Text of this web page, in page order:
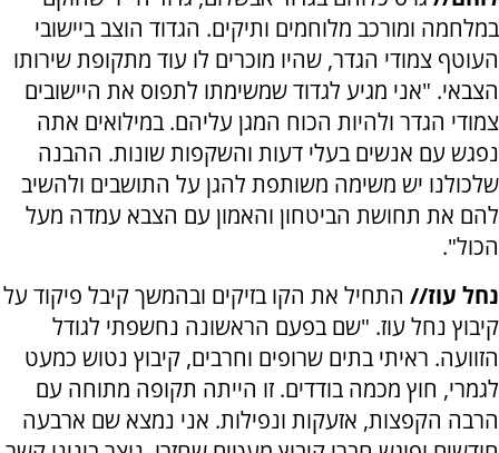
במלחמה ומורכב מלוחמים ותיקים. הגדוד הוצב ביישובי
העוטף צמודי הגדר, שהיו מוכרים לו עוד מתקופת שירותו
הצבאי. "אני מגיע לגדוד שמשימתו לתפוס את היישובים
צמודי הגדר ולהיות הכוח המגן עליהם. במילואים אתה
נפגש עם אנשים בעלי דעות והשקפות שונות. ההבנה
שלכולנו יש משימה משותפת להגן על התושבים ולהשיב
להם את תחושת הביטחון והאמון עם הצבא עמדה מעל
הכול".
נחל עוז// התחיל את הקו בזיקים ובהמשך קיבל פיקוד על
קיבוץ נחל עוז. "שם בפעם הראשונה נחשפתי לגודל
הזוועה. ראיתי בתים שרופים וחרבים, קיבוץ נטוש כמעט
לגמרי, חוץ מכמה בודדים. זו הייתה תקופה מתוחה עם
הרבה הקפצות, אזעקות ונפילות. אני נמצא שם ארבעה